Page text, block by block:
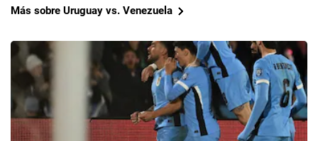
Más sobre Uruguay vs. Venezuela